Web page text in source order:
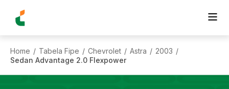
Home / Tabela Fipe / Chevrolet / Astra / 2003 /
Sedan Advantage 2.0 Flexpower